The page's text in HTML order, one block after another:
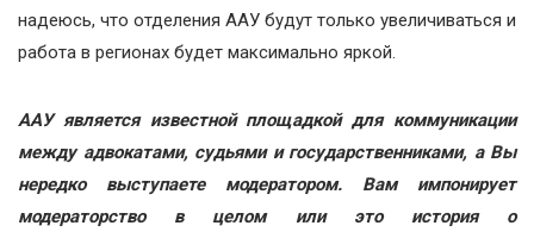
надеюсь, что отделения ААУ будут только увеличиваться и
работа в регионах будет максимально яркой.
ААУ является известной площадкой для коммуникации
между адвокатами, судьями и государственниками, а Вы
нередко выступаете модератором. Вам импонирует
модераторство в целом или это история о